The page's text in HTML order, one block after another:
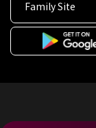
Family Site